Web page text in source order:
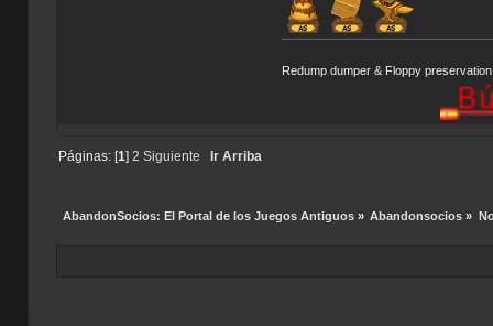
Redump dumper & Floppy preservation
Páginas: [1] 2 Siguiente Ir Arriba
AbandonSocios: El Portal de los Juegos Antiguos» Abandonsocios »